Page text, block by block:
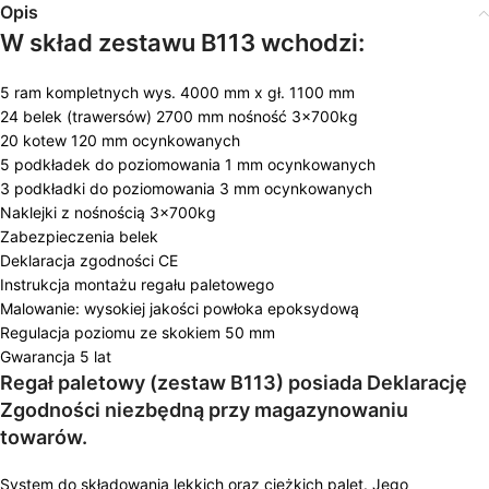
Opis
W skład zestawu B113 wchodzi:
5 ram kompletnych wys. 4000 mm x gł. 1100 mm
24 belek (trawersów) 2700 mm nośność 3x700kg
20 kotew 120 mm ocynkowanych
5 podkładek do poziomowania 1 mm ocynkowanych
3 podkładki do poziomowania 3 mm ocynkowanych
Naklejki z nośnością 3x700kg
Zabezpieczenia belek
Deklaracja zgodności CE
Instrukcja montażu regału paletowego
Malowanie: wysokiej jakości powłoka epoksydową
Regulacja poziomu ze skokiem 50 mm
Gwarancja 5 lat
Regał paletowy (zestaw B113) posiada Deklarację
Zgodności niezbędną przy magazynowaniu
towarów.
System do składowania lekkich oraz ciężkich palet. Jego